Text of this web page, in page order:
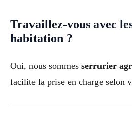
Travaillez-vous avec
habitation ?
Oui, nous sommes serrurier
facilite la prise en charge selon